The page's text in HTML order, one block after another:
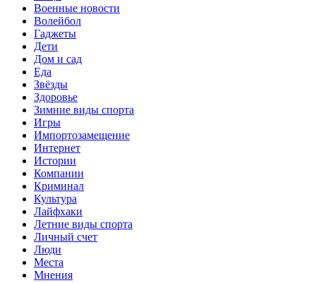
Военные новости
Волейбол
Гаджеты
Дети
Дом и сад
Еда
Звёзды
Здоровье
Зимние виды спорта
Игры
Импортозамещение
Интернет
Истории
Компании
Криминал
Культура
Лайфхаки
Летние виды спорта
Личный счет
Люди
Места
Мнения